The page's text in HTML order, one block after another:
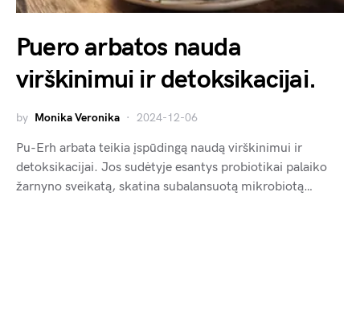
Puero arbatos nauda
virškinimui ir detoksikacijai.
by Monika Veronika 2024-12-06
Pu-Erh arbata teikia įspūdingą naudą virškinimui ir
detoksikacijai. Jos sudėtyje esantys probiotikai palaiko
žarnyno sveikatą, skatina subalansuotą mikrobiotą…